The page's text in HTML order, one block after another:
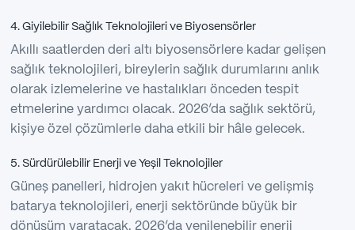
4. Giyilebilir Sağlık Teknolojileri ve Biyosensörler
Akıllı saatlerden deri altı biyosensörlere kadar gelişen
sağlık teknolojileri, bireylerin sağlık durumlarını anlık
olarak izlemelerine ve hastalıkları önceden tespit
etmelerine yardımcı olacak. 2026’da sağlık sektörü,
kişiye özel çözümlerle daha etkili bir hâle gelecek.
5. Sürdürülebilir Enerji ve Yeşil Teknolojiler
Güneş panelleri, hidrojen yakıt hücreleri ve gelişmiş
batarya teknolojileri, enerji sektöründe büyük bir
dönüşüm yaratacak. 2026’da yenilenebilir enerji